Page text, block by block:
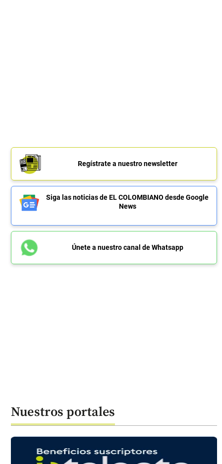
Regístrate a nuestro newsletter
Siga las noticias de EL COLOMBIANO desde Google
News
Únete a nuestro canal de Whatsapp
Nuestros portales